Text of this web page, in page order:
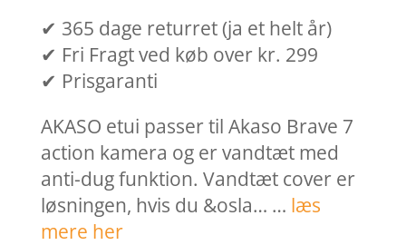
✔ 365 dage returret (ja et helt år)
✔ Fri Fragt ved køb over kr. 299
✔ Prisgaranti
AKASO etui passer til Akaso Brave 7
action kamera og er vandtæt med
anti-dug funktion. Vandtæt cover er
løsningen, hvis du &osla… … læs
mere her